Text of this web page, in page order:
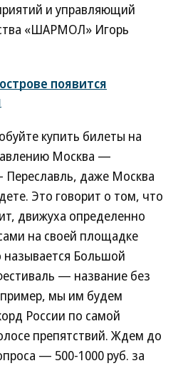
и управляющий
«ШАРМОЛ» Игорь
появится
купить билеты на
Москва —
даже Москва
Это говорит о том, что
движуха определенно
на своей площадке
называется Большой
— название без
мы им будем
России по самой
препятствий. Ждем до
— 500-1000 руб. за